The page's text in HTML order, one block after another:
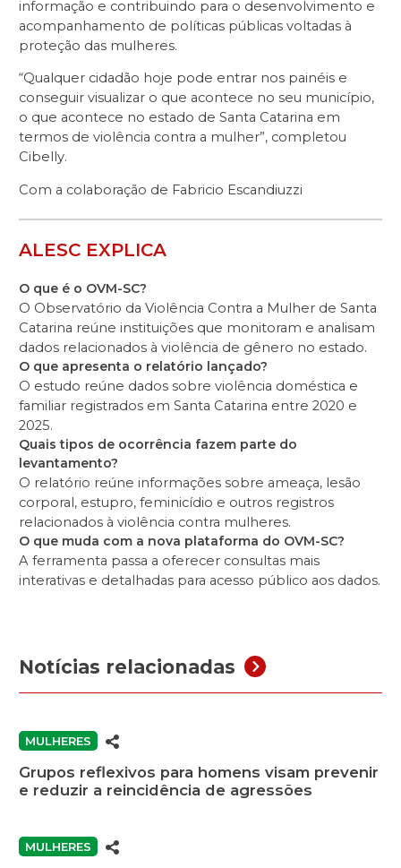
informação e contribuindo para o desenvolvimento e
acompanhamento de políticas públicas voltadas à
proteção das mulheres.
“Qualquer cidadão hoje pode entrar nos painéis e
conseguir visualizar o que acontece no seu município,
o que acontece no estado de Santa Catarina em
termos de violência contra a mulher”, completou
Cibelly.
Com a colaboração de Fabricio Escandiuzzi
ALESC EXPLICA
O que é o OVM-SC?
O Observatório da Violência Contra a Mulher de Santa
Catarina reúne instituições que monitoram e analisam
dados relacionados à violência de gênero no estado.
O que apresenta o relatório lançado?
O estudo reúne dados sobre violência doméstica e
familiar registrados em Santa Catarina entre 2020 e
2025.
Quais tipos de ocorrência fazem parte do
levantamento?
O relatório reúne informações sobre ameaça, lesão
corporal, estupro, feminicídio e outros registros
relacionados à violência contra mulheres.
O que muda com a nova plataforma do OVM-SC?
A ferramenta passa a oferecer consultas mais
interativas e detalhadas para acesso público aos dados.
Notícias relacionadas
MULHERES
Grupos reflexivos para homens visam prevenir
e reduzir a reincidência de agressões
MULHERES